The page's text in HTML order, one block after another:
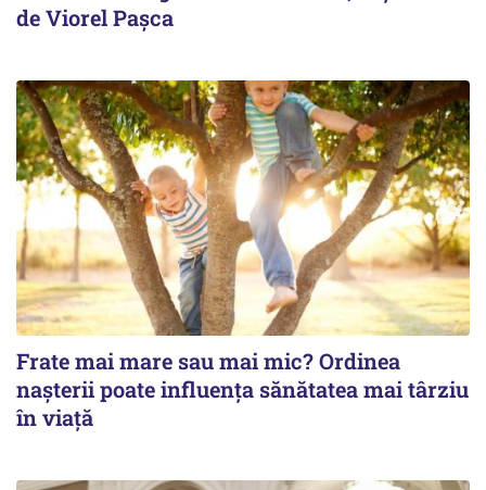
de Viorel Pașca
Frate mai mare sau mai mic? Ordinea
nașterii poate influența sănătatea mai târziu
în viață